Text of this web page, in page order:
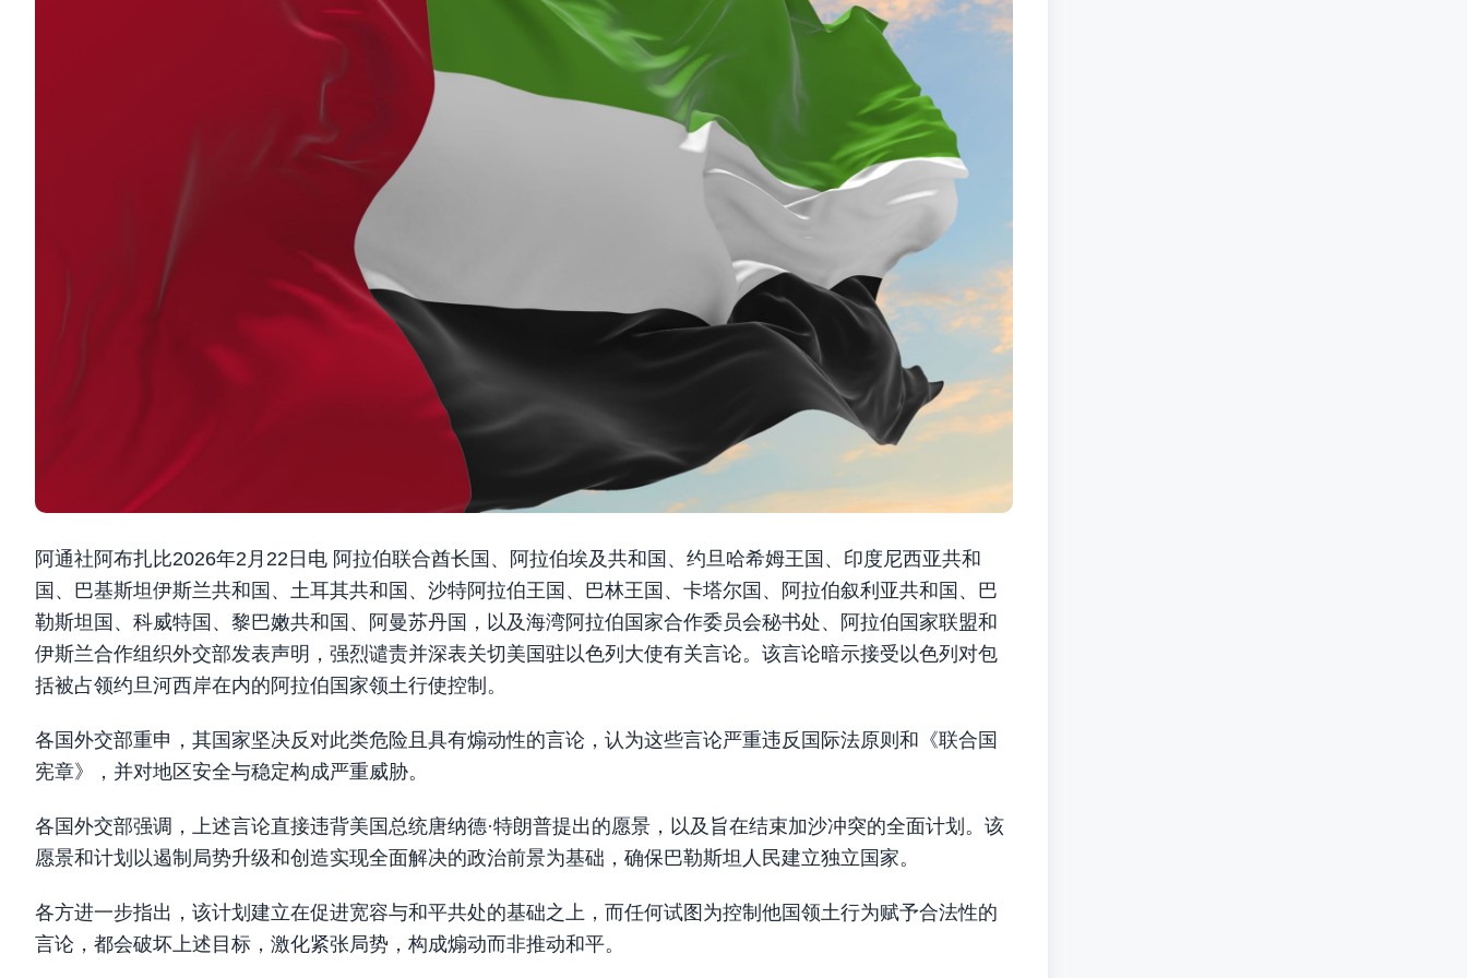
阿通社阿布扎比2026年2月22日电 阿拉伯联合酋长国、阿拉伯埃及共和国、约旦哈希姆王国、印度尼西亚共和
国、巴基斯坦伊斯兰共和国、土耳其共和国、沙特阿拉伯王国、巴林王国、卡塔尔国、阿拉伯叙利亚共和国、巴
勒斯坦国、科威特国、黎巴嫩共和国、阿曼苏丹国，以及海湾阿拉伯国家合作委员会秘书处、阿拉伯国家联盟和
伊斯兰合作组织外交部发表声明，强烈谴责并深表关切美国驻以色列大使有关言论。该言论暗示接受以色列对包
括被占领约旦河西岸在内的阿拉伯国家领土行使控制。
各国外交部重申，其国家坚决反对此类危险且具有煽动性的言论，认为这些言论严重违反国际法原则和《联合国
宪章》，并对地区安全与稳定构成严重威胁。
各国外交部强调，上述言论直接违背美国总统唐纳德·特朗普提出的愿景，以及旨在结束加沙冲突的全面计划。该
愿景和计划以遏制局势升级和创造实现全面解决的政治前景为基础，确保巴勒斯坦人民建立独立国家。
各方进一步指出，该计划建立在促进宽容与和平共处的基础之上，而任何试图为控制他国领土行为赋予合法性的
言论，都会破坏上述目标，激化紧张局势，构成煽动而非推动和平。